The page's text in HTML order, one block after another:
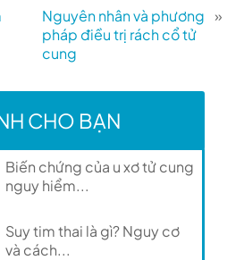
Nguyên nhân và phương
pháp điều trị rách cổ tử
cung
»
CHO BẠN
Biến chứng của u xơ tử cung
nguy hiểm...
Suy tim thai là gì? Nguy cơ
và cách...